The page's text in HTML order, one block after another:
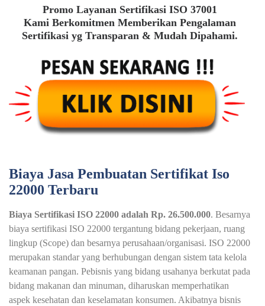
Promo Layanan Sertifikasi ISO 37001
Kami Berkomitmen Memberikan Pengalaman
Sertifikasi yg Transparan & Mudah Dipahami.
Biaya Jasa Pembuatan Sertifikat Iso
22000 Terbaru
Biaya Sertifikasi ISO 22000 adalah Rp. 26.500.000. Besarnya
biaya sertifikasi ISO 22000 tergantung bidang pekerjaan, ruang
lingkup (Scope) dan besarnya perusahaan/organisasi. ISO 22000
merupakan standar yang berhubungan dengan sistem tata kelola
keamanan pangan. Pebisnis yang bidang usahanya berkutat pada
bidang makanan dan minuman, diharuskan memperhatikan
aspek kesehatan dan keselamatan konsumen. Akibatnya bisnis